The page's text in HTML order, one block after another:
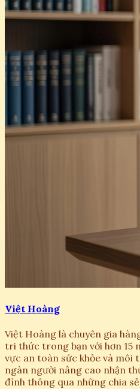
Việt Hoàng
Việt Hoàng là chuyên gia
tri thức trong bạn với hơn 15
vực an toàn sức khỏe và môi
ngàn người nâng cao nhận
đình thông qua những chia